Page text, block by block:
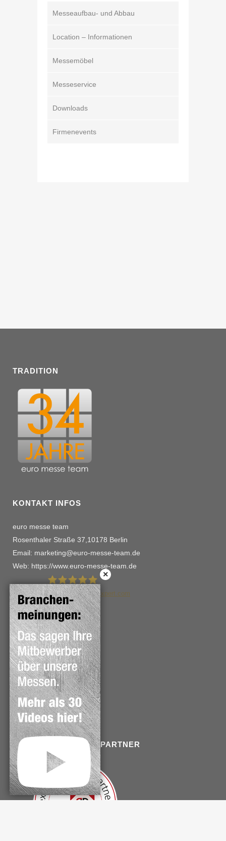
Messeaufbau- und Abbau
Location – Informationen
Messemöbel
Messeservice
Downloads
Firmenevents
TRADITION
KONTAKT INFOS
euro messe team
Rosenthaler Straße 37,10178 Berlin
Email: marketing@euro-messe-team.de
Web: https://www.euro-messe-team.de
euro messe team schwalme
114Bewertungen auf ProvenExpert.com
WICHTIGE VERWEISE
Kontakt
Impressum
Datenschutz
Haftungshinweise
Copyright
EXKLUSIVER ONLINEPARTNER